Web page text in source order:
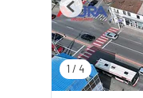
1 / 4
Previous